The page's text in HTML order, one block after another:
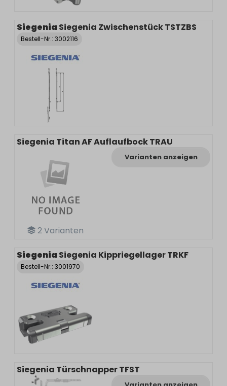
Siegenia Siegenia Zwischenstück TSTZBS
Bestell-Nr.: 3002116
2Varianten
Siegenia Titan AF Auflaufbock TRAU
Varianten anzeigen
Siegenia Siegenia Kippriegellager TRKF
Bestell-Nr.: 3001970
Siegenia Türschnapper TFST